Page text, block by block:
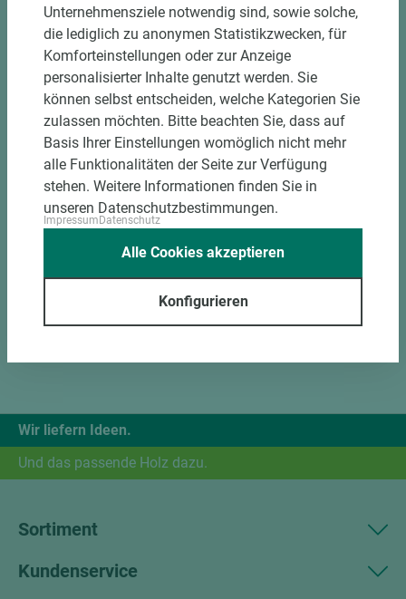
Verpackung der Fixmaße
Jetzt Zuschnitt anfragen
Wir liefern Ideen.
Und das passende Holz dazu.
Sortiment
Kundenservice
Unternehmensziele notwendig sind, sowie solche,
die lediglich zu anonymen Statistikzwecken, für
Komforteinstellungen oder zur Anzeige
personalisierter Inhalte genutzt werden. Sie
können selbst entscheiden, welche Kategorien Sie
zulassen möchten. Bitte beachten Sie, dass auf
Basis Ihrer Einstellungen womöglich nicht mehr
alle Funktionalitäten der Seite zur Verfügung
stehen. Weitere Informationen finden Sie in
unseren Datenschutzbestimmungen.
ImpressumDatenschutz
Konfigurieren
Alle Cookies akzeptieren